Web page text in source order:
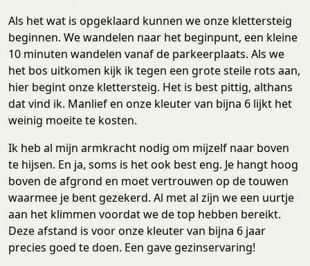
Als het wat is opgeklaard kunnen we onze klettersteig
beginnen. We wandelen naar het beginpunt, een kleine
10 minuten wandelen vanaf de parkeerplaats. Als we
het bos uitkomen kijk ik tegen een grote steile rots aan,
hier begint onze klettersteig. Het is best pittig, althans
dat vind ik. Manlief en onze kleuter van bijna 6 lijkt het
weinig moeite te kosten.
Ik heb al mijn armkracht nodig om mijzelf naar boven
te hijsen. En ja, soms is het ook best eng. Je hangt hoog
boven de afgrond en moet vertrouwen op de touwen
waarmee je bent gezekerd. Al met al zijn we een uurtje
aan het klimmen voordat we de top hebben bereikt.
Deze afstand is voor onze kleuter van bijna 6 jaar
precies goed te doen. Een gave gezinservaring!